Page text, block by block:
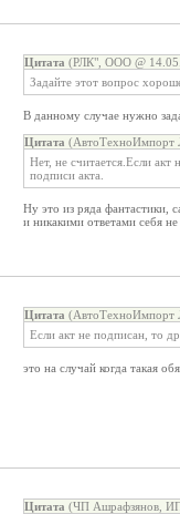
Цитата (РЛК", ООО @
Задайте этот вопрос
В данному случае нужно
Цитата (АвтоТехноИмпорт
Нет, не считается.Если акт
подписи акта.
Ну это из ряда фантастики,
и никакими ответами себя
Цитата (АвтоТехноИмпорт
Если акт не подписан, то
это на случай когда такая
Цитата (ЧП Ашрафзянов,